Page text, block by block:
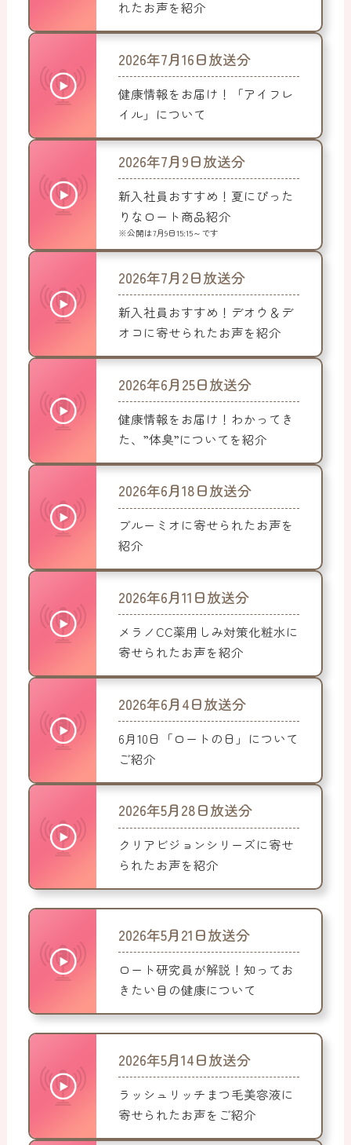
れたお声を紹介
2026年7月16日放送分
健康情報をお届け！「アイフレ
イル」について
2026年7月9日放送分
新入社員おすすめ！夏にぴった
りなロート商品紹介
※公開は7月9日15:15～です
2026年7月2日放送分
新入社員おすすめ！デオウ＆デ
オコに寄せられたお声を紹介
2026年6月25日放送分
健康情報をお届け！わかってき
た、”体臭”についてを紹介
2026年6月18日放送分
ブルーミオに寄せられたお声を
紹介
2026年6月11日放送分
メラノCC薬用しみ対策化粧水に
寄せられたお声を紹介
2026年6月4日放送分
6月10日「ロートの日」について
ご紹介
2026年5月28日放送分
クリアビジョンシリーズに寄せ
られたお声を紹介
2026年5月21日放送分
ロート研究員が解説！知ってお
きたい目の健康について
2026年5月14日放送分
ラッシュリッチまつ毛美容液に
寄せられたお声をご紹介